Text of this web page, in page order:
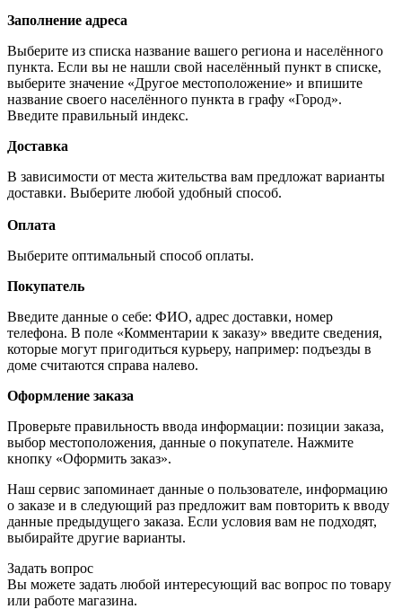
Заполнение адреса
Выберите из списка название вашего региона и населённого
пункта. Если вы не нашли свой населённый пункт в списке,
выберите значение «Другое местоположение» и впишите
название своего населённого пункта в графу «Город».
Введите правильный индекс.
Доставка
В зависимости от места жительства вам предложат варианты
доставки. Выберите любой удобный способ.
Оплата
Выберите оптимальный способ оплаты.
Покупатель
Введите данные о себе: ФИО, адрес доставки, номер
телефона. В поле «Комментарии к заказу» введите сведения,
которые могут пригодиться курьеру, например: подъезды в
доме считаются справа налево.
Оформление заказа
Проверьте правильность ввода информации: позиции заказа,
выбор местоположения, данные о покупателе. Нажмите
кнопку «Оформить заказ».
Наш сервис запоминает данные о пользователе, информацию
о заказе и в следующий раз предложит вам повторить к вводу
данные предыдущего заказа. Если условия вам не подходят,
выбирайте другие варианты.
Задать вопрос
Вы можете задать любой интересующий вас вопрос по товару
или работе магазина.